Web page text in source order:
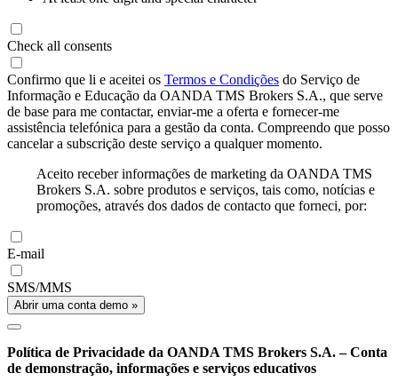
Check all consents
Confirmo que li e aceitei os Termos e Condições do Serviço de
Informação e Educação da OANDA TMS Brokers S.A., que serve
de base para me contactar, enviar-me a oferta e fornecer-me
assistência telefónica para a gestão da conta. Compreendo que posso
cancelar a subscrição deste serviço a qualquer momento.
Aceito receber informações de marketing da OANDA TMS
Brokers S.A. sobre produtos e serviços, tais como, notícias e
promoções, através dos dados de contacto que forneci, por:
E-mail
SMS/MMS
Abrir uma conta demo »
Política de Privacidade da OANDA TMS Brokers S.A. – Conta
de demonstração, informações e serviços educativos